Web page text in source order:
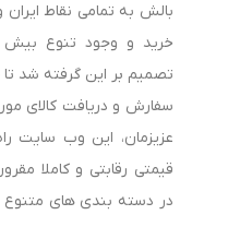
بالش‌های مموری فوم به دلیل
ساخته شده‌اند که دوام و
بالش به تمامی نقاط
خرید و وجود تنوع بیش
تصمیم بر این گرفته شد
سفارش و دریافت کالای
عزیزمان، این وب سایت
قیمتی رقابتی و کاملا
در دسته بندی های متنوع